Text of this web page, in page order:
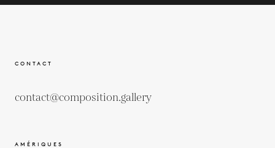
CONTACT
contact@composition.gallery
AMÉRIQUES